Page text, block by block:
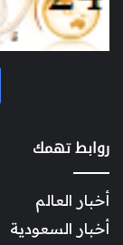
روابط تهمك
أخبار العالم
أخبار السعودية